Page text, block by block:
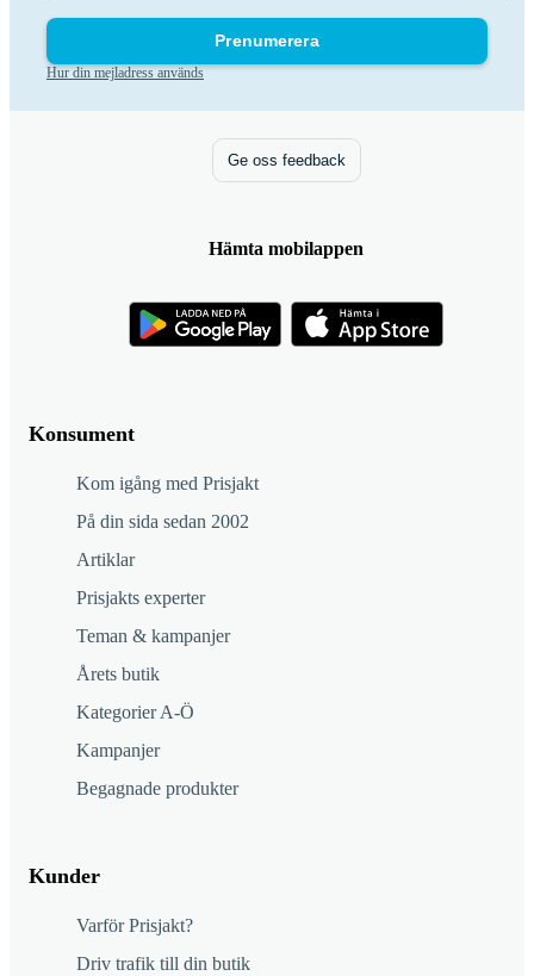
Prenumerera
Hur din mejladress används
Konsument
Kom igång med Prisjakt
På din sida sedan 2002
Artiklar
Prisjakts experter
Teman & kampanjer
Årets butik
Kategorier A-Ö
Kampanjer
Begagnade produkter
Kunder
Varför Prisjakt?
Driv trafik till din butik
Ge oss feedback
Hämta mobilappen